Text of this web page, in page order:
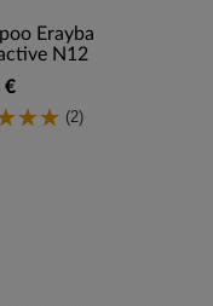
Erayba
N12
€
(2)